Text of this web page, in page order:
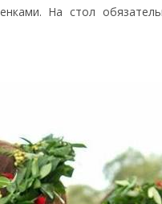
На стол